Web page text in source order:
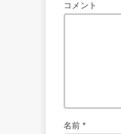
コメント
名前*